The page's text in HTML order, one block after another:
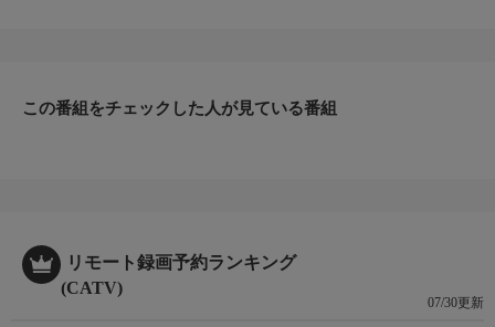
＊ライブ放送につき、番組および商品内容に変更が生じる場合も
この番組をチェックした人が見ている番組
リモート録画予約ランキング
(CATV)
07/30更新